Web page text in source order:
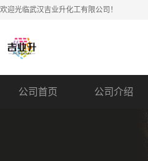
欢迎光临武汉吉业升化工有限公司！
公司首页 公司介绍